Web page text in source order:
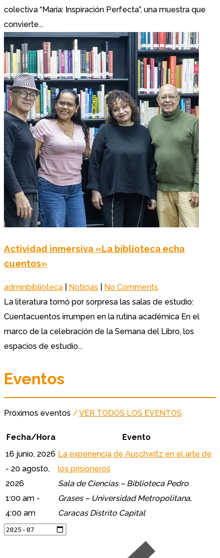
colectiva “María: Inspiración Perfecta”, una muestra que
convierte...
Actividad inmersiva «La biblioteca echa
cuentos»
adminbiblioteca Noticias
No Comments
La literatura tomó por sorpresa las salas de estudio:
Cuentacuentos irrumpen en la rutina académica En el
marco de la celebración de la Semana del Libro, los
espacios de estudio...
Eventos
Próximos eventos /VER TODOS LOS EVENTOS
Fecha/Hora
Evento
16 junio, 2026
- 20 agosto,
2026
1:00 am -
4:00 am
La experiencia de Auschwitz en el arte de
los prisioneros
Sala de Ciencias – Biblioteca Pedro
Grases – Universidad Metropolitana,
Caracas Distrito Capital